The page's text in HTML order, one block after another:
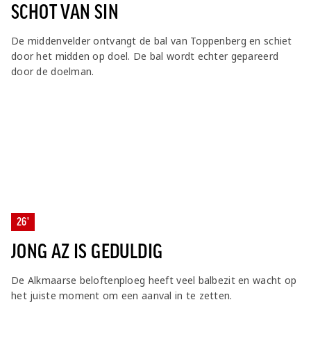
SCHOT VAN SIN
De middenvelder ontvangt de bal van Toppenberg en schiet
door het midden op doel. De bal wordt echter gepareerd
door de doelman.
26'
JONG AZ IS GEDULDIG
De Alkmaarse beloftenploeg heeft veel balbezit en wacht op
het juiste moment om een aanval in te zetten.